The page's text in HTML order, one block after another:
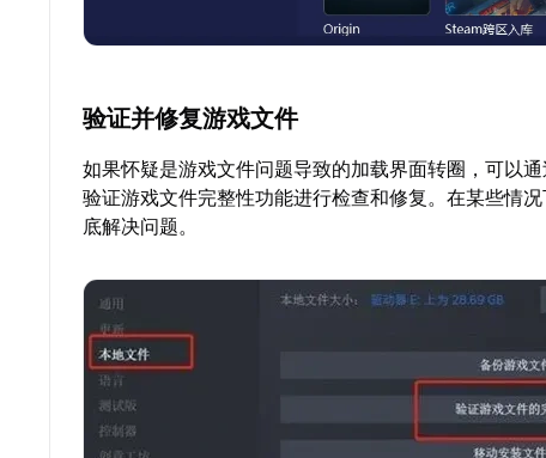
验证并修复游戏文件
如果怀疑是游戏文件问题导致的加载界面转圈，可以
验证游戏文件完整性功能进行检查和修复。在某些情
底解决问题。